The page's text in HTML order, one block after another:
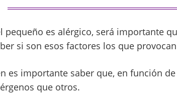
pequeño es alérgico, será importante
si son esos factores los que
es importante saber que, en función
que otros.